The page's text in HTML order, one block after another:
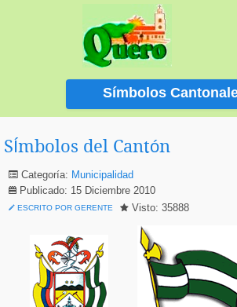
Símbolos
SÍmbolos del Cantón
Categoría: Municipalidad
Publicado: 15 Diciembre 2010
ESCRITO POR GERENTE Visto: 35888